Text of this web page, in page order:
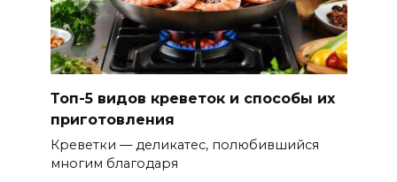
Топ-5 видов креветок и способы их
приготовления
Креветки — деликатес, полюбившийся
многим благодаря